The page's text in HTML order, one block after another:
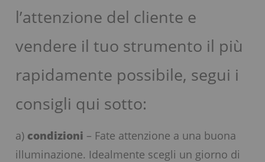
l’attenzione del cliente e
vendere il tuo strumento il più
rapidamente possibile, segui i
consigli qui sotto:
a) condizioni – Fate attenzione a una buona
illuminazione. Idealmente scegli un giorno di